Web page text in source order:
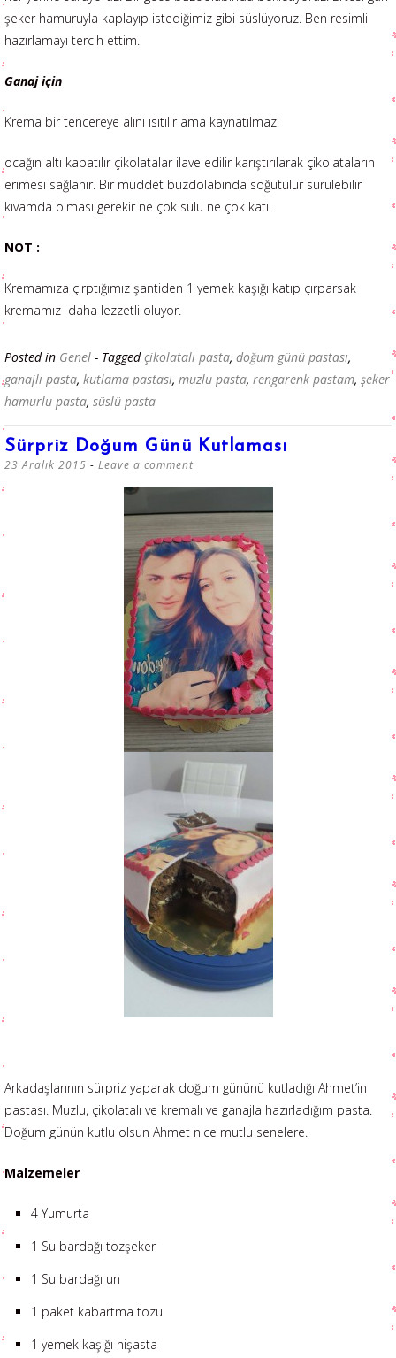
şeker hamuruyla kaplayıp istediğimiz gibi süslüyoruz. Ben resimli
hazırlamayı tercih ettim.
Ganaj için
Krema bir tencereye alını ısıtılır ama kaynatılmaz
ocağın altı kapatılır çikolatalar ilave edilir karıştırılarak çikolataların
erimesi sağlanır. Bir müddet buzdolabında soğutulur sürülebilir
kıvamda olması gerekir ne çok sulu ne çok katı.
NOT :
Kremamıza çırptığımız şantiden 1 yemek kaşığı katıp çırparsak
kremamız daha lezzetli oluyor.
Posted in Genel - Taggedçikolatalı pasta, doğum günü pastası,
ganajlı pasta, kutlama pastası, muzlu pasta, rengarenk pastam, şeker
hamurlu pasta, süslü pasta
Sürpriz Doğum Günü Kutlaması
23 Aralık 2015 Leave a comment
Arkadaşlarının sürpriz yaparak doğum gününü kutladığı Ahmet’in
pastası. Muzlu, çikolatalı ve kremalı ve ganajla hazırladığım pasta.
Doğum günün kutlu olsun Ahmet nice mutlu senelere.
Malzemeler
4 Yumurta
1 Su bardağı tozşeker
1 Su bardağı un
1 paket kabartma tozu
1 yemek kaşığı nişasta